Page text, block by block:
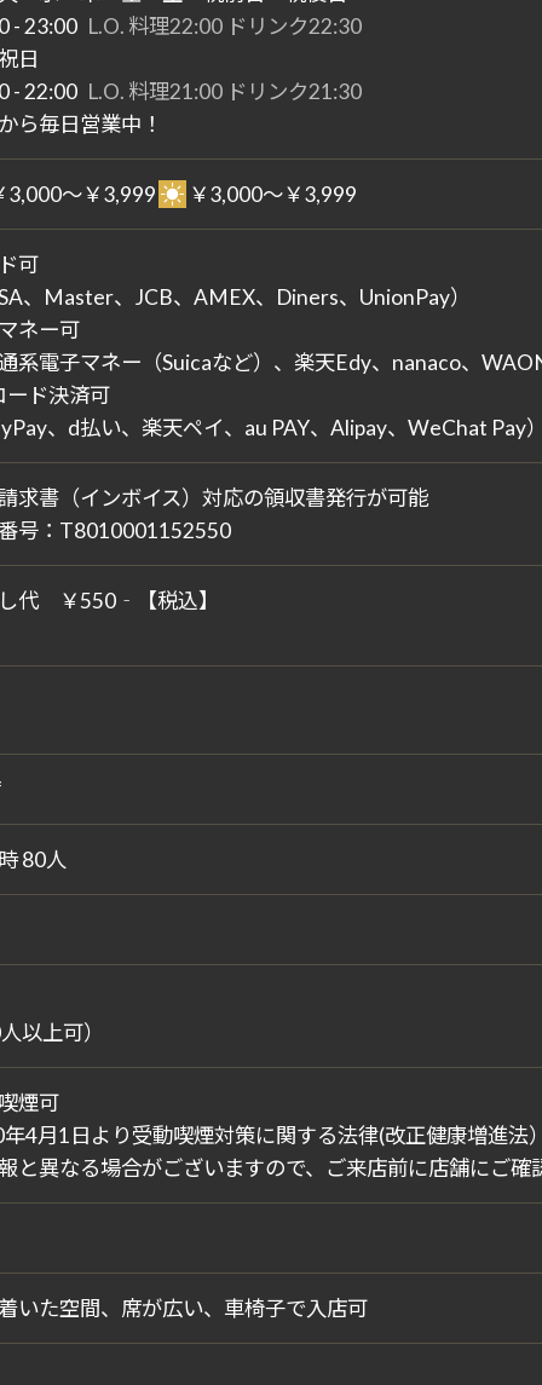
- 23:00 L.O. 料理22:00 ドリンク22:30
日
- 22:00 L.O. 料理21:00 ドリンク21:30
ら毎日営業中！
3,000～￥3,999 ￥3,000～￥3,999
可
、Master、JCB、AMEX、Diners、UnionPay）
ネー可
系電子マネー（Suicaなど）、楽天Edy、nanaco、
ード決済可
、d払い、楽天ペイ、au PAY、Alipay、WeChat Pay）
求書（インボイス）対応の領収書発行が可能
号：T8010001152550
代 ￥550‐【税込】
80人
以上可）
煙可
4月1日より受動喫煙対策に関する法律(改正健康増進法
と異なる場合がございますので、ご来店前に店舗にご確
いた空間、席が広い、車椅子で入店可